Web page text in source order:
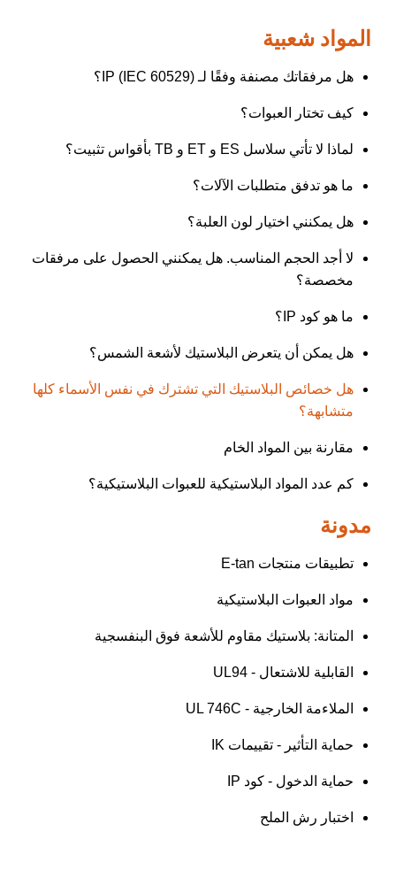
المواد شعبية
هل مرفقاتك مصنفة وفقًا لـ IP (IEC 60529)؟
كيف تختار العبوات؟
لماذا لا تأتي سلاسل ES و ET و TB بأقواس تثبيت؟
ما هو تدفق متطلبات الآلات؟
هل يمكنني اختيار لون العلبة؟
لا أجد الحجم المناسب. هل يمكنني الحصول على مرفقات
مخصصة؟
ما هو كود IP؟
هل يمكن أن يتعرض البلاستيك لأشعة الشمس؟
هل خصائص البلاستيك التي تشترك في نفس الأسماء كلها
متشابهة؟
مقارنة بين المواد الخام
كم عدد المواد البلاستيكية للعبوات البلاستيكية؟
مدونة
تطبيقات منتجات E-tan
مواد العبوات البلاستيكية
المتانة: بلاستيك مقاوم للأشعة فوق البنفسجية
القابلية للاشتعال - UL94
الملاءمة الخارجية - UL 746C
حماية التأثير - تقييمات IK
حماية الدخول - كود IP
اختبار رش الملح